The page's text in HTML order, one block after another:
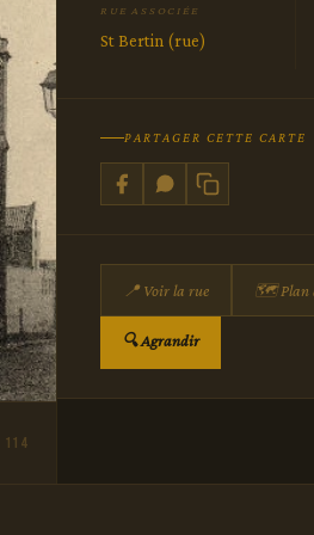
114
RUE ASSOCIÉE
St Bertin (rue)
PARTAGER CETTE CARTE
📍 Voir la rue 🗺 Plan
🔍 Agrandir